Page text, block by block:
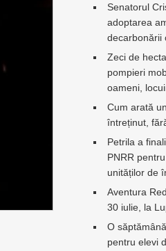
Senatorul
adoptarea
decarbonării
Zeci de
pompieri
oameni,
Cum arată
întreținut,
Petrila a
PNRR
unităților de
Aventura
30 iulie, la
O
pentru elevi